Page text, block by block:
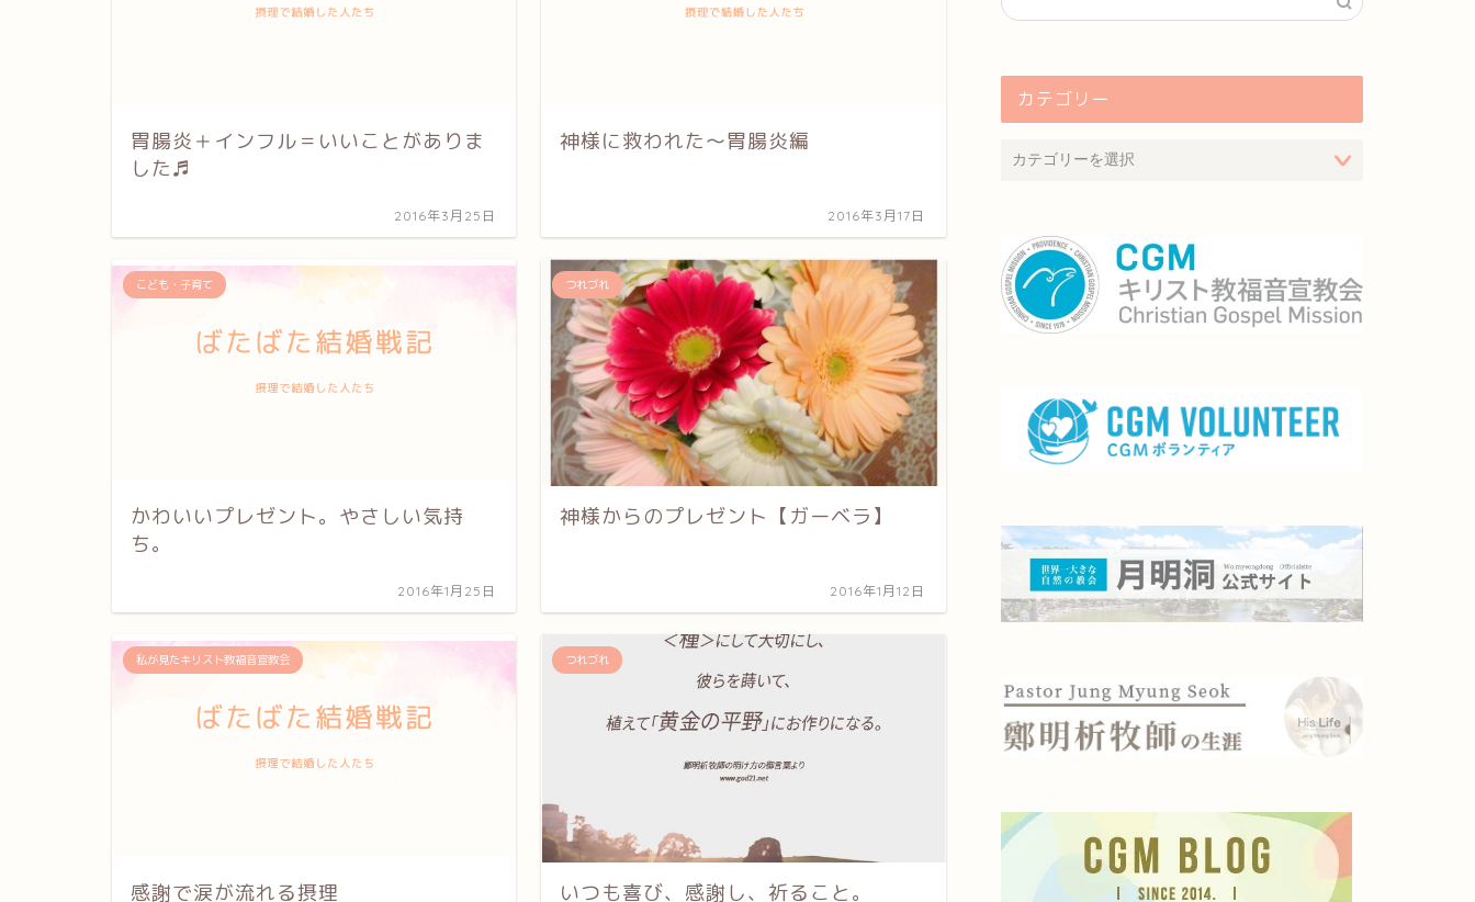
胃腸炎＋インフル＝いいことがありま
した♬
2016年3月25日
神様に救われた〜胃腸炎編
2016年3月17日
こども・子育て
かわいいプレゼント。やさしい気持
ち。
2016年1月25日
つれづれ
神様からのプレゼント【ガーベラ】
2016年1月12日
私が見たキリスト教福音宣教会
感謝で涙が流れる摂理
つれづれ
いつも喜び、感謝し、祈ること。
カテゴリー